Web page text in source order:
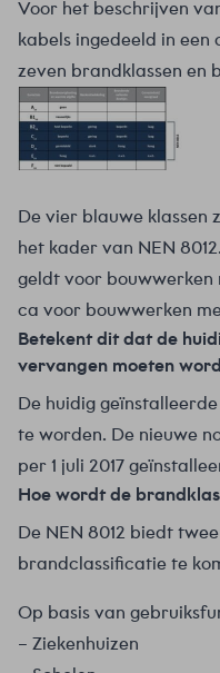
Voor het beschrijven
kabels ingedeeld in
zeven brandklassen en
De vier blauwe klassen
het kader van NEN
geldt voor bouwwerken
ca voor bouwwerken
Betekent dit dat de
vervangen moeten
De huidig
te worden. De nieuwe
per 1 juli 2017
Hoe wordt de
De NEN 8012 biedt
brandclassificatie te
Op basis van
– Ziekenhuizen